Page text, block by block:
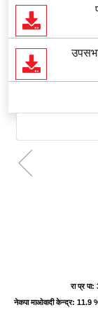
Previous
संसदिय दल र
नेकपा माओवादी केन्द्र: 11.9
नेकपा माओवादी केन्द्र: 11.9
रा प्र पा:
रा प्र पा: